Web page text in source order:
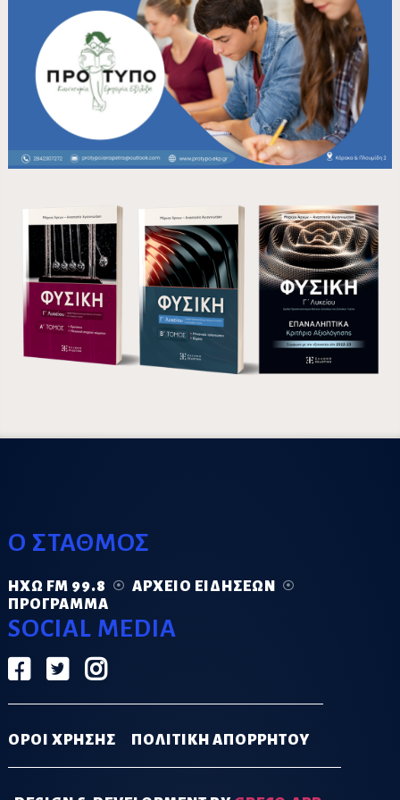
Ο ΣΤΑΘΜΟΣ
ΗΧΏ FM 99.8
ΑΡΧΕΊΟ ΕΙΔΉΣΕΩΝ
ΠΡΌΓΡΑΜΜΑ
SOCIAL MEDIA
ΟΡΟΙ ΧΡΗΣΗΣ ΠΟΛΙΤΙΚΗ ΑΠΟΡΡΗΤΟΥ